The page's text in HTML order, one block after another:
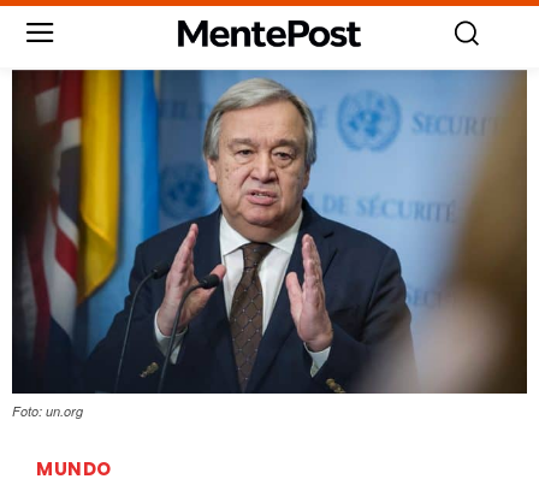
Foto: un.org
MUNDO